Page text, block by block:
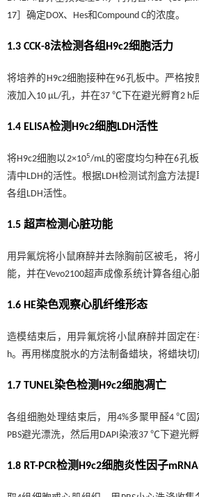
17 ］确定DOX、Hes和Compound C的浓度。
1.3 CCK-8法检测各组H9c2细胞活力
将培养的H9c2细胞接种在96孔板中。严格
液加入10 μL/孔，并在37 ℃下在避光孵育2 h
1.4 ELISA检测H9c2细胞LDH活性
将H9c2细胞以2×105/mL的密度均匀种在6孔
清中LDH的活性。根据LDH检测试剂盒方法
各组LDH活性。
1.5 超声检测心脏功能
用异氟烷将小鼠麻醉并去除胸前区被毛，
能，并在Vevo2100超声成像系统计算各组心
1.6 HE染色观察心肌纤维形态
造模结束后，用异氟烷将小鼠麻醉并固定
h。再用梯度脱水的方法制备蜡块，将蜡块
1.7 TUNEL染色检测H9c2细胞凋亡
各组细胞处理结束后，用4%多聚甲醛4 ℃固
PBS避光漂洗，然后用DAPI染液37 ℃下避光
1.8 RT-PCR检测H9c2细胞炎性因子